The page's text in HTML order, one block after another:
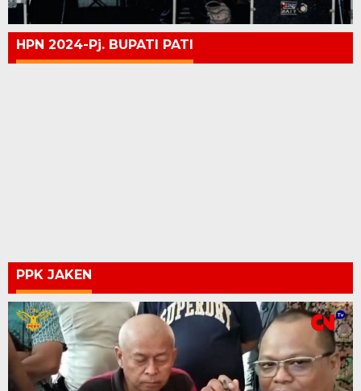
HPN 2024-Pj. BUPATI PATI
PPK JAKEN